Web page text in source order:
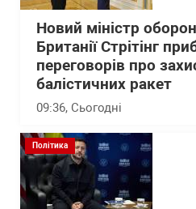
Новий міністр
Британії Стрітінг
переговорів про
балістичних ракет
09:36, Сьогодні
Політика